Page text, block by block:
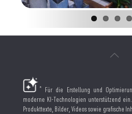
*
Für die Erstellung und
moderne KI-Technologien unterstützend
Produkttexte, Bilder, Videos sowie grafische